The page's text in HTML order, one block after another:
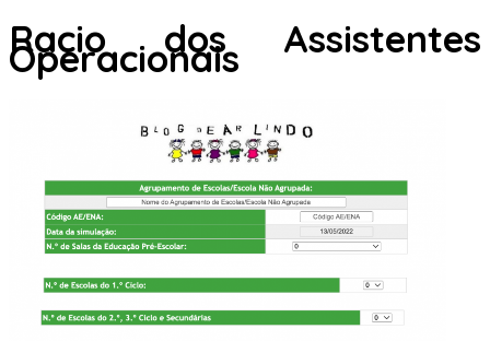
Racio dos Assistentes
Operacionais